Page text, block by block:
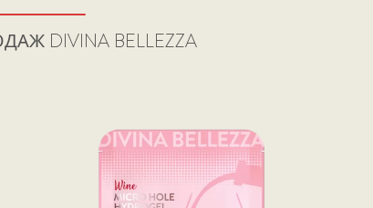
DIVINA BELLEZZA